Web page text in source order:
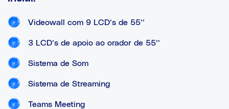
Videowall com 9 LCD’s de 55’’
3 LCD’s de apoio ao orador de 55’’
Sistema de Som
Sistema de Streaming
Teams Meeting